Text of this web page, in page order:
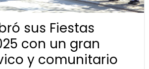
sus Fiestas
con un gran
y comunitario